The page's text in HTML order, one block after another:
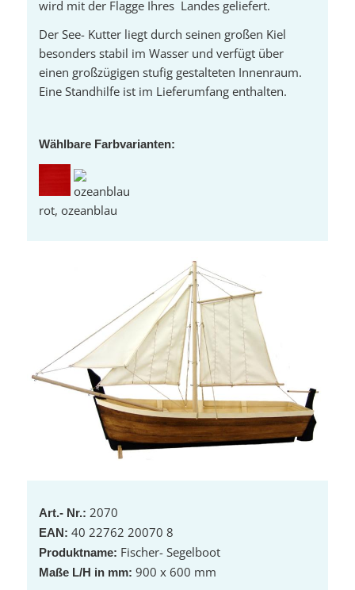
wird mit der Flagge Ihres Landes geliefert.
Der See- Kutter liegt durch seinen großen Kiel
besonders stabil im Wasser und verfügt über
einen großzügigen stufig gestalteten Innenraum.
Eine Standhilfe ist im Lieferumfang enthalten.
Wählbare Farbvarianten:
rot, ozeanblau
Art.- Nr.: 2070
EAN: 40 22762 20070 8
Produktname: Fischer- Segelboot
Maße L/H in mm: 900 x 600 mm